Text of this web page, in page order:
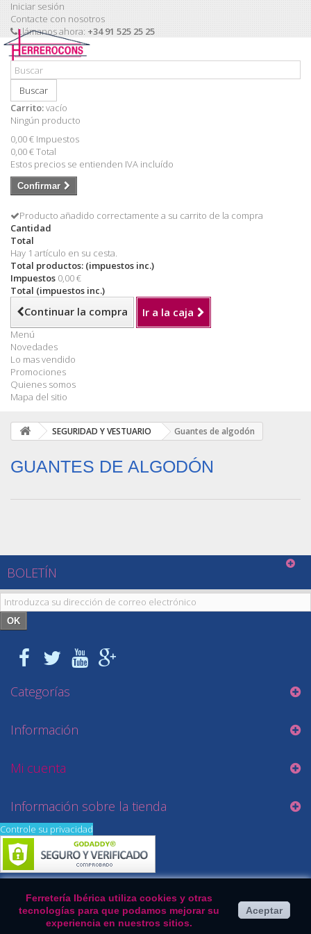
Iniciar sesión
Contacte con nosotros
Llámanos ahora: +34 91 525 25 25
Buscar
Carrito:vacío
Ningún producto
0,00 € Impuestos
0,00 €Total
Estos precios se entienden IVA incluído
Confirmar
Producto añadido correctamente a su carrito de la compra
Cantidad
Total
Hay 1 artículo en su cesta.
Total productos: (impuestos inc.)
Impuestos 0,00 €
Total (impuestos inc.)
Continuar la compra Ir a la caja
Menú
Novedades
Lo mas vendido
Promociones
Quienes somos
Mapa del sitio
SEGURIDAD Y VESTUARIO Guantes de algodón
GUANTES DE ALGODÓN
BOLETÍN
OK
Categorías
Información
Mi cuenta
Información sobre la tienda
Ferretería Ibérica utiliza cookies y otras
tecnologías para que podamos mejorar su
experiencia en nuestros sitios.
Aceptar
Controle su privacidad